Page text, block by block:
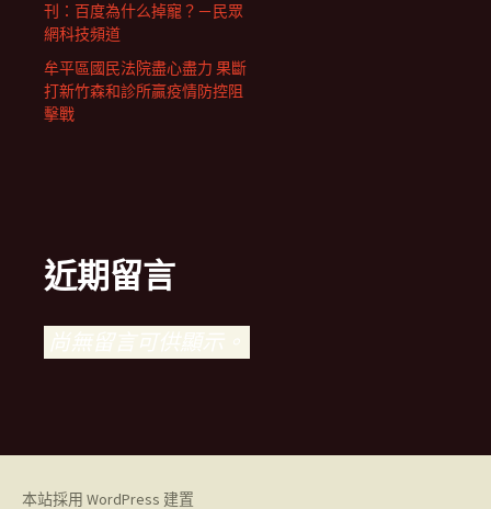
刊：百度為什么掉寵？－民眾
網科技頻道
牟平區國民法院盡心盡力 果斷
打新竹森和診所贏疫情防控阻
擊戰
近期留言
尚無留言可供顯示。
本站採用 WordPress 建置